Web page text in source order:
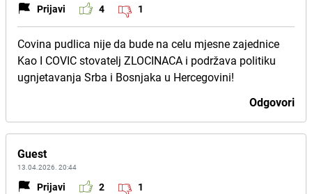
Prijavi 4 1
Covina pudlica nije da bude na celu mjesne zajednice
Kao I COVIC stovatelj ZLOCINACA i podržava politiku
ugnjetavanja Srba i Bosnjaka u Hercegovini!
Odgovori
Guest
13.04.2026. 20:44
Prijavi 2 1